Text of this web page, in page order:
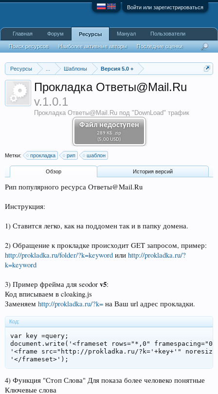
Войти или зарегистрироваться
Ресурсы Шаблоны Версия 5.0 +
Файл недоступен
289 КБ .zip
(5,00 USD)
Прокладка Ответы@Mail.Ru
v.1.0.1
Прокладка Ответы@Mail.Ru под "DownLoad" трафик
Метки: прокладка рип шаблон
Обзoр История версий
Рип популярного ресурса Ответы@Mail.Ru
Инструкция:
1) Ставится легко, как на поддомен так и в папку домена.
2) Обращение к прокладке происходит GET запросом, пример:
http://prokladka.ru/folder/?k=keyword или http://prokladka.ru/?
k=keyword
3) Пример фрейма для seodor v5:
Код вписываем в cloaking.js
Заменяем http://prokladka.ru/?k= на Ваш url адрес прокладки.
Код:
var key =query;
document.write('<frameset rows="*,0"
'<frame src="http://prokladka.ru/?k='+key+'"
'</frameset>');
4) Функция "Стоп Слова" Для показа более человеко понятные
Ключевые слова
Главная Форум Ресурсы
Поиск ресурсов Наиболее активные авторы Последние оценки
Мануал Пользователи